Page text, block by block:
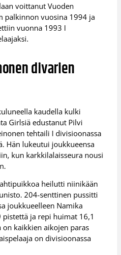
voittanut Vuoden
palkinnon vuosina 1994 ja
vuonna 1993 I
divarien
kaudella kulki
Girlsiä edustanut Pilvi
tehtaili I divisioonassa
Hän lukeutui joukkueensa
kun karkkilalaisseura nousi
heilutti niinikään
204-senttinen pussitti
joukkueelleen Namika
ja repi huimat 16,1
kaikkien aikojen paras
on divisioonassa